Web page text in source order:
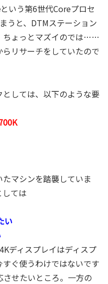
という第6世代Coreプロセ
うと、DTMステーション
ちょっとマズイのでは……
リサーチをしていたので
しては、以下のような要
マシンを踏襲していま
ては
い
ディスプレイはディスプ
ぐ使うわけではないです
せたいところ。一方の